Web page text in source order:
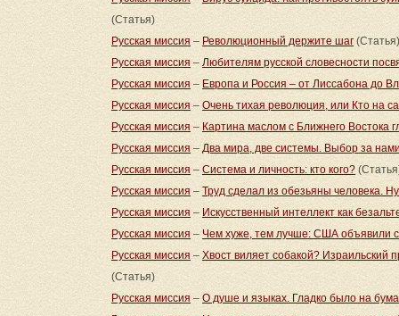
(Статья)
Русская миссия – Революционный держите шаг (Статья)
Русская миссия – Любителям русской словесности
Русская миссия –Европа и Россия – от Лиссабона до
Русская миссия – Очень тихая революция, или Кто на
Русская миссия – Картина маслом с Ближнего Востока
Русская миссия – Два мира, две системы. Выбор за
Русская миссия –Система и личность: кто кого?
Русская миссия – Труд сделал из обезьяны человека.
Русская миссия – Искусственный интеллект как
Русская миссия – Чем хуже, тем лучше: США объявили
Русская миссия – Хвост виляет собакой? Израильский
(Статья)
Русская миссия – О душе и языках. Гладко было на